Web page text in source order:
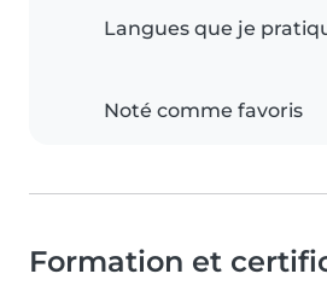
Langues que je
Noté comme favoris
Formation et